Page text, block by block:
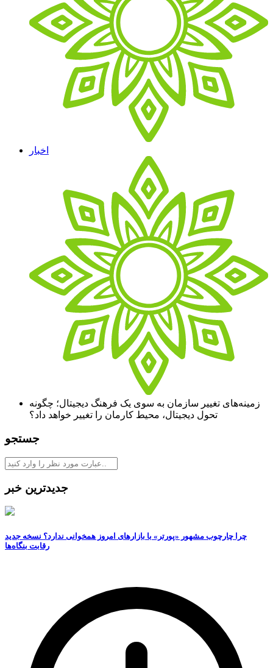
اخبار
زمینه‏‌های تغییر سازمان به سوی یک فرهنگ دیجیتال؛ چگونه
تحول دیجیتال، محیط کارمان را تغییر خواهد داد؟
جستجو
جدیدترین خبر
چرا چارچوب مشهور «پورتر» با بازارهای امروز همخوانی ندارد؟ نسخه جدید
رقابت‌ بنگاه‌ها